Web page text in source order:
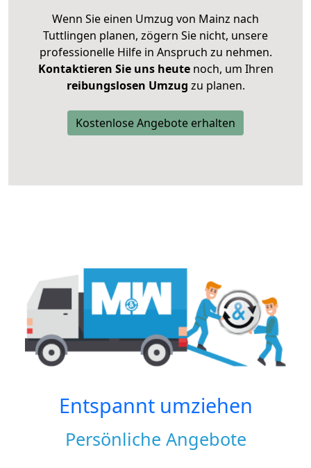
Wenn Sie einen Umzug von Mainz nach
Tuttlingen planen, zögern Sie nicht, unsere
professionelle Hilfe in Anspruch zu nehmen.
Kontaktieren Sie uns heutenoch, um Ihren
reibungslosen Umzug zu planen.
Kostenlose Angebote erhalten
Entspannt umziehen
Persönliche Angebote